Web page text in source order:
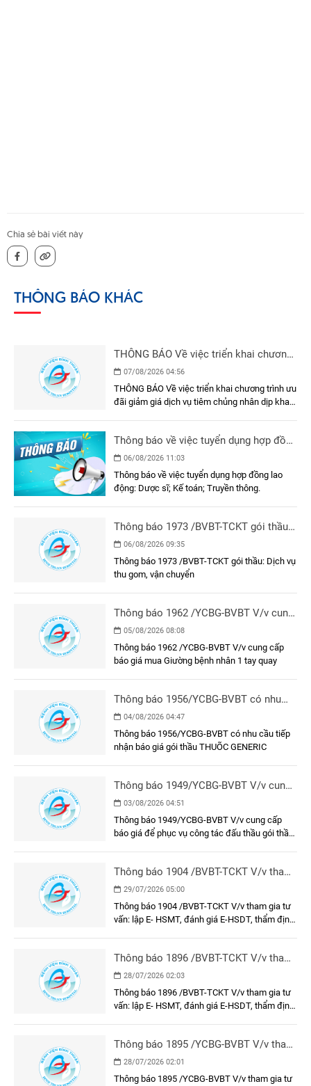
Chia sẻ bài viết này
THÔNG BÁO KHÁC
THÔNG BÁO Về việc triển khai chương
trình ưu đãi giảm giá dịch vụ tiêm
chủng nhân dịp khai trương Phòng Tiêm
chủng - Bệnh viện Đa khoa Bình Thuận
07/08/2026 04:56
THÔNG BÁO Về việc triển khai chương trình ưu
đãi giảm giá dịch vụ tiêm chủng nhân dịp khai
Thông báo về việc tuyển dụng hợp đồng
lao động
06/08/2026 11:03
Thông báo về việc tuyển dụng hợp đồng lao
động: Dược sĩ; Kế toán; Truyền thông.
Thông báo 1973 /BVBT-TCKT gói thầu:
Dịch vụ thu gom, vận chuyển
06/08/2026 09:35
Thông báo 1973 /BVBT-TCKT gói thầu: Dịch vụ
thu gom, vận chuyển
Thông báo 1962 /YCBG-BVBT V/v cung
cấp báo giá mua Giường bệnh nhân 1
tay quay
05/08/2026 08:08
Thông báo 1962 /YCBG-BVBT V/v cung cấp
báo giá mua Giường bệnh nhân 1 tay quay
Thông báo 1956/YCBG-BVBT có nhu
cầu tiếp nhận báo giá gói thầu THUÕC
GENERIC
04/08/2026 04:47
Thông báo 1956/YCBG-BVBT có nhu cầu tiếp
nhận báo giá gói thầu THUÕC GENERIC
Thông báo 1949/YCBG-BVBT V/v cung
cấp báo giá để phục vụ công tác đấu
thầu gói thầu: Làm vách ngăn phòng
tiêm chủng và khung, cửa khu vực tiêm
03/08/2026 04:51
Thông báo 1949/YCBG-BVBT V/v cung cấp
báo giá để phục vụ công tác đấu thầu gói thầu:
Bình Thuận
Thông báo 1904 /BVBT-TCKT V/v tham
gia tư vấn: lập E- HSMT, đánh giá E-
HSDT, thẩm định E-HSMT và kết quả
lựa chọn nhà thầu gói thầu: Trang phục
29/07/2026 05:00
Thông báo 1904 /BVBT-TCKT V/v tham gia tư
vấn: lập E- HSMT, đánh giá E-HSDT, thẩm định
Thông báo 1896 /BVBT-TCKT V/v tham
gia tư vấn: lập E- HSMT, đánh giá E-
HSDT, thẩm định E-HSMT và kết quả
lựa chọn nhà thầu gói thầu: Vận hành
28/07/2026 02:03
Thông báo 1896 /BVBT-TCKT V/v tham gia tư
vấn: lập E- HSMT, đánh giá E-HSDT, thẩm định
môi trường
Thông báo 1895 /YCBG-BVBT V/v tham
gia tư vấn: lập E- HSMT, đánh giá E-
HSDT, thẩm định E-HSMT và kết quả
28/07/2026 02:01
Thông báo 1895 /YCBG-BVBT V/v tham gia tư